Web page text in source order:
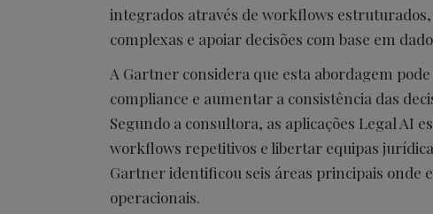
integrados através de workflows
complexas e apoiar decisões com base em
A Gartner considera que esta abordagem
compliance e aumentar a consistência das
Segundo a consultora, as aplicações Legal AI
workflows repetitivos e libertar equipas
Gartner identificou seis áreas principais onde
operacionais.